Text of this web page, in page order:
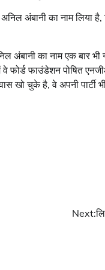
अंबानी का नाम लिया
अंबानी का नाम एक बार भी
फाउंडेशन पोषित
खो चुके है, वे अपनी पार्टी
Next: